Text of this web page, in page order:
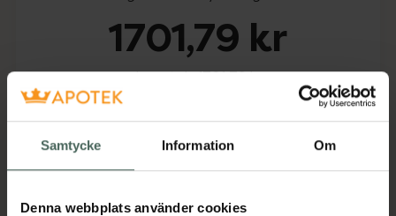
Samtycke Information Om
Denna webbplats använder cookies
1701,79 kr
I apotek:1701,79 kr
Köp via ditt recept